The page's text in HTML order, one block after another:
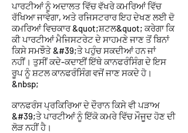
ਪਾਰਟੀਆਂ ਨੂੰ ਅਦਾਲਤ ਵਿੱਚ ਵੱਖਰੇ ਕਮਰਿਆਂ ਵਿੱਚ
ਰੱਖਿਆ ਜਾਵੇਗਾ, ਅਤੇ ਰਜਿਸਟਰਾਰ ਇਹ ਦੇਖਣ ਲਈ ਦੋ
ਕਮਰਿਆਂ ਵਿਚਕਾਰ &quot;ਸ਼ਟਲ&quot; ਕਰੇਗਾ ਕਿ
ਕੀ ਪਾਰਟੀਆਂ ਮੈਜਿਸਟਰੇਟ ਦੇ ਸਾਹਮਣੇ ਜਾਣ ਤੋਂ ਬਿਨਾਂ
ਕਿਸੇ ਸਮਝੌਤੇ &#39;ਤੇ ਪਹੁੰਚ ਸਕਦੀਆਂ ਹਨ ਜਾਂ
ਨਹੀਂ। ਤੁਸੀਂ ਕਦੇ-ਕਦਾਈਂ ਇੱਥੇ ਕਾਨਫਰੰਸਿੰਗ ਦੇ ਇਸ
ਰੂਪ ਨੂੰ ਸ਼ਟਲ ਕਾਨਫਰੰਸਿੰਗ ਵਜੋਂ ਜਾਣ ਸਕਦੇ ਹੋ।
&nbsp;
ਕਾਨਫਰੰਸ ਪ੍ਰਕਿਰਿਆ ਦੇ ਦੌਰਾਨ ਕਿਸੇ ਵੀ ਪੜਾਅ
&#39;ਤੇ ਪਾਰਟੀਆਂ ਨੂੰ ਇੱਕੋ ਕਮਰੇ ਵਿੱਚ ਮੌਜੂਦ ਹੋਣ ਦੀ
ਲੋੜ ਨਹੀਂ ਹੈ।